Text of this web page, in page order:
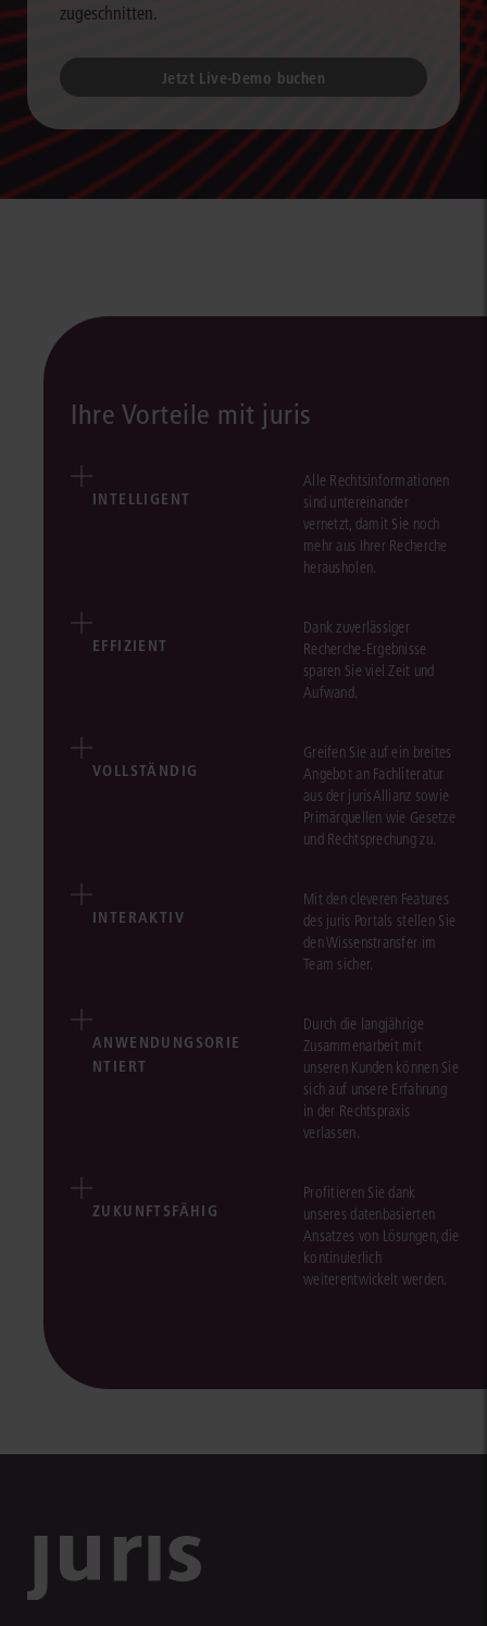
zugeschnitten.
Jetzt Live-Demo buchen
Ihre Vorteile mit juris
INTELLIGENT
Alle Rechtsinformationen
sind untereinander
vernetzt, damit Sie noch
mehr aus Ihrer Recherche
herausholen.
EFFIZIENT
Dank zuverlässiger
Recherche-Ergebnisse
sparen Sie viel Zeit und
Aufwand.
VOLLSTÄNDIG
Greifen Sie auf ein breites
Angebot an Fachliteratur
aus der jurisAllianz sowie
Primärquellen wie Gesetze
und Rechtsprechung zu.
INTERAKTIV
Mit den cleveren Features
des juris Portals stellen Sie
den Wissenstransfer im
Team sicher.
ANWENDUNGSORIE
NTIERT
Durch die langjährige
Zusammenarbeit mit
unseren Kunden können Sie
sich auf unsere Erfahrung
in der Rechtspraxis
verlassen.
ZUKUNFTSFÄHIG
Profitieren Sie dank
unseres datenbasierten
Ansatzes von Lösungen, die
kontinuierlich
weiterentwickelt werden.